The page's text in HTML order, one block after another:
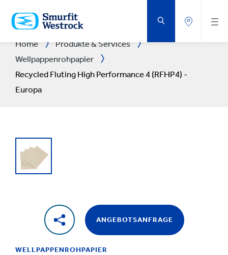
HAUPTINHALT
SPRINGEN
Home
Produkte & Services
Wellpappenrohpapier
Recycled Fluting High Performance 4 (RFHP4) -
Europa
ANGEBOTSANFRAGE
WELLPAPPENROHPAPIER